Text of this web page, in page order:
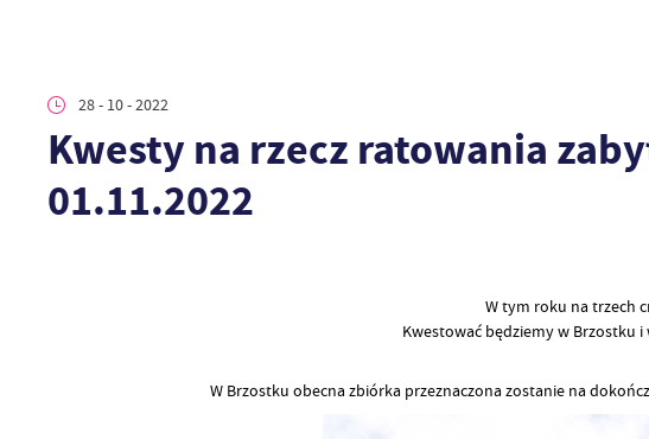
28 - 10 - 2022
Kwesty na rzecz ratowania
01.11.2022
W tym roku na trzech
Kwestować będziemy w Brzostku
W Brzostku obecna zbiórka przeznaczona zostanie na